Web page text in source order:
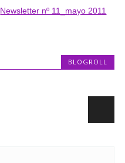
Newsletter nº 11_mayo 2011
BLOGROLL